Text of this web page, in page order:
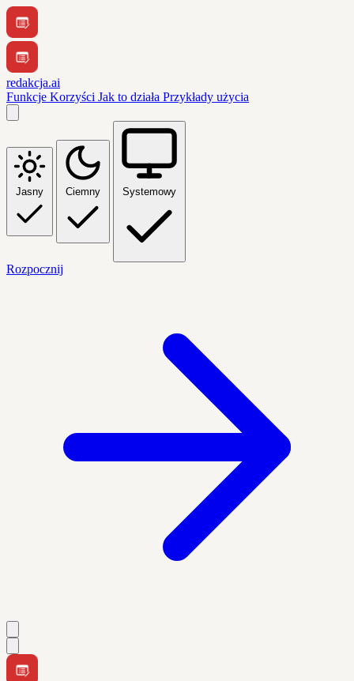
redakcja.ai
Funkcje Korzyści Jak to działa Przykłady użycia
Jasny Ciemny Systemowy
Rozpocznij